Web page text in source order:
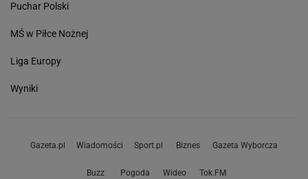
Puchar Polski
MŚ w Piłce Nożnej
Liga Europy
Wyniki
Gazeta.pl Wiadomości Sport.pl Biznes Gazeta Wyborcza
Buzz Pogoda Wideo Tok.FM